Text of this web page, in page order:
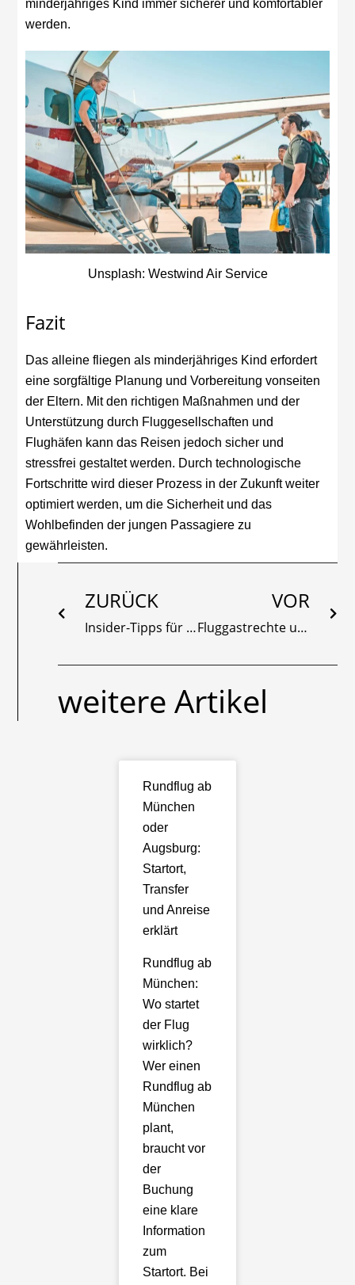
minderjähriges Kind immer sicherer und komfortabler
werden.
Unsplash: Westwind Air Service
Fazit
Das alleine fliegen als minderjähriges Kind erfordert
eine sorgfältige Planung und Vorbereitung vonseiten
der Eltern. Mit den richtigen Maßnahmen und der
Unterstützung durch Fluggesellschaften und
Flughäfen kann das Reisen jedoch sicher und
stressfrei gestaltet werden. Durch technologische
Fortschritte wird dieser Prozess in der Zukunft weiter
optimiert werden, um die Sicherheit und das
Wohlbefinden der jungen Passagiere zu
gewährleisten.
ZURÜCK
Insider-Tipps für die schnellste Sicherheitskontrolle am Flughafen
VOR
Fluggastrechte und -pflichten in Deutschland im Überblick – Entschädigungen, Sicherheitsvorschriften Gepäckverlust und mehr
weitere Artikel
Rundflug ab
München
oder
Augsburg:
Startort,
Transfer
und Anreise
erklärt
Rundflug ab
München:
Wo startet
der Flug
wirklich?
Wer einen
Rundflug ab
München
plant,
braucht vor
der
Buchung
eine klare
Information
zum
Startort. Bei